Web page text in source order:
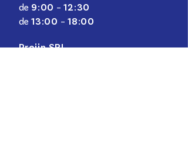
de 9:00 –12:30
de 13:00 – 18:00
Projin SRL